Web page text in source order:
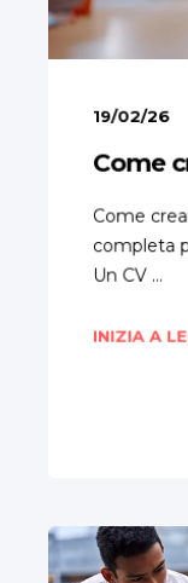
19/02/26
Come
Come
completa
Un CV ...
INIZIA A